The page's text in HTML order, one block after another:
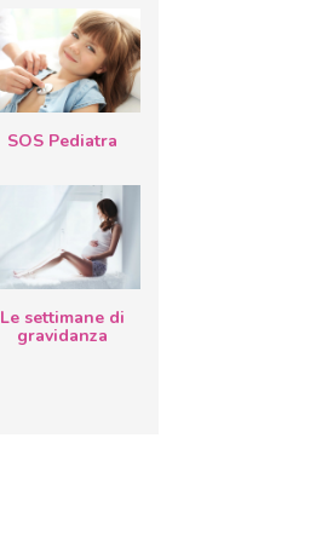
SOS Pediatra
Le settimane di
gravidanza